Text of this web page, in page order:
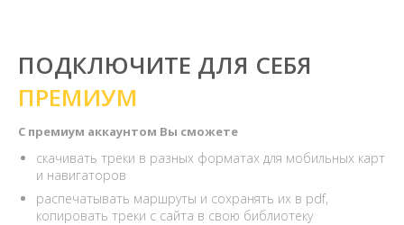
ПОДКЛЮЧИТЕ ДЛЯ СЕБЯ
ПРЕМИУМ
С премиум аккаунтом Вы сможете
скачивать треки в разных форматах для мобильных карт
и навигаторов
распечатывать маршруты и сохранять их в pdf,
копировать треки с сайта в свою библиотеку